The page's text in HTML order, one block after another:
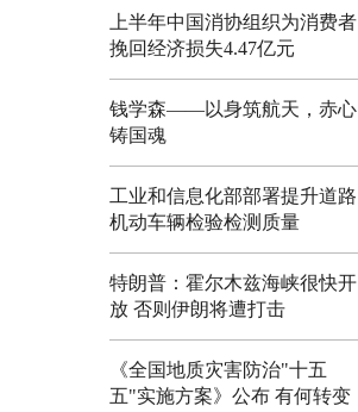
上半年中国消协组织为消费者
挽回经济损失4.47亿元
钱学森——以身筑航天，赤心
铸国魂
工业和信息化部部署提升道路
机动车辆检验检测质量
特朗普：霍尔木兹海峡很快开
放 否则伊朗将遭打击
《全国地质灾害防治"十五
五"实施方案》公布 有何转变